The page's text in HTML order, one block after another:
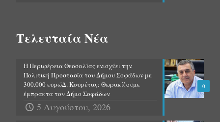
Τελευταία Νέα
0
Η Περιφέρεια Θεσσαλίας ενισχύει την
Πολιτική Προστασία του Δήμου Σοφάδων με
300.000 ευρώΔ. Κουρέτας: Θωρακίζουμε
έμπρακτα τον Δήμο Σοφάδων
5 Αυγούστου, 2026